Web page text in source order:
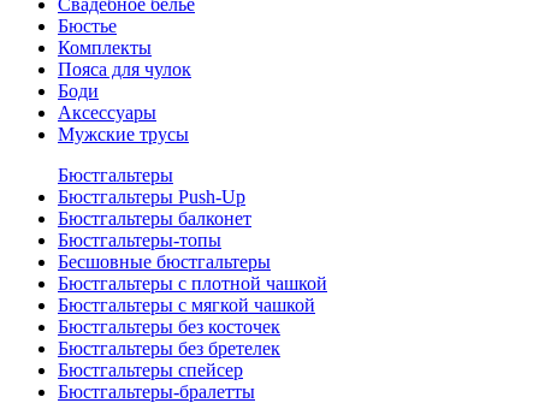
Свадебное белье
Бюстье
Комплекты
Пояса для чулок
Боди
Аксессуары
Мужские трусы
Бюстгальтеры
Бюстгальтеры Push-Up
Бюстгальтеры балконет
Бюстгальтеры-топы
Бесшовные бюстгальтеры
Бюстгальтеры с плотной чашкой
Бюстгальтеры с мягкой чашкой
Бюстгальтеры без косточек
Бюстгальтеры без бретелек
Бюстгальтеры спейсер
Бюстгальтеры-бралетты